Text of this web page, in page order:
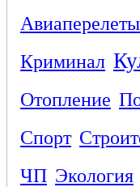
Авиаперелеты
Криминал
Отопление
Спорт
ЧП Экология